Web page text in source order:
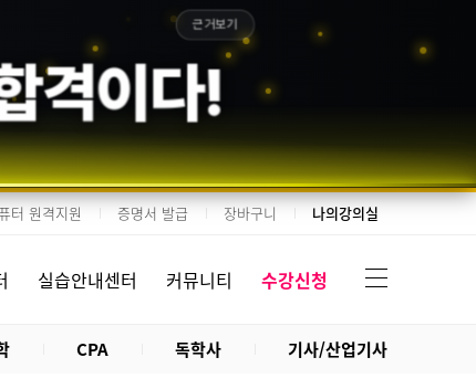
격이다!
근거보기
터 원격지원 증명서 발급 장바구니 나의강의실
실습안내센터 커뮤니티 수강신청
CPA 독학사 기사/산업기사